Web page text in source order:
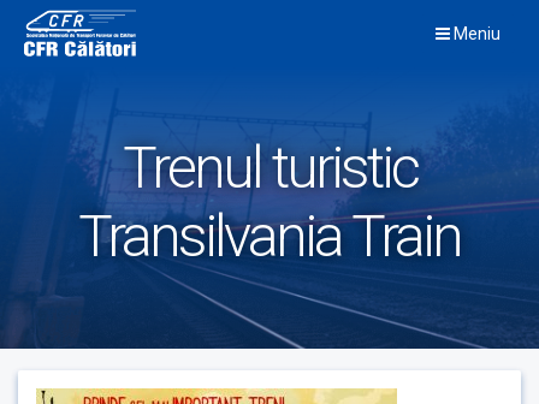
content
Meniu
Trenul turistic
Transilvania Train